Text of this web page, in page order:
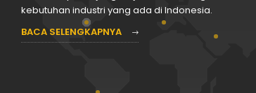
kebutuhan industri yang ada di Indonesia.
BACA SELENGKAPNYA